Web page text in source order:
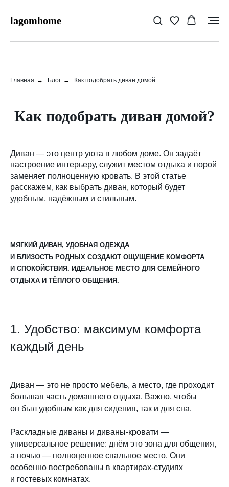
lagomhome
Главная → Блог → Как подобрать диван домой
Как подобрать диван домой?
Диван — это центр уюта в любом доме. Он задаёт
настроение интерьеру, служит местом отдыха и порой
заменяет полноценную кровать. В этой статье
расскажем, как выбрать диван, который будет
удобным, надёжным и стильным.
МЯГКИЙ ДИВАН, УДОБНАЯ ОДЕЖДА
И БЛИЗОСТЬ РОДНЫХ СОЗДАЮТ ОЩУЩЕНИЕ КОМФОРТА
И СПОКОЙСТВИЯ. ИДЕАЛЬНОЕ МЕСТО ДЛЯ СЕМЕЙНОГО
ОТДЫХА И ТЁПЛОГО ОБЩЕНИЯ.
1. Удобство: максимум комфорта
каждый день
Диван — это не просто мебель, а место, где проходит
большая часть домашнего отдыха. Важно, чтобы
он был удобным как для сидения, так и для сна.
Раскладные диваны и диваны-кровати —
универсальное решение: днём это зона для общения,
а ночью — полноценное спальное место. Они
особенно востребованы в квартирах-студиях
и гостевых комнатах.